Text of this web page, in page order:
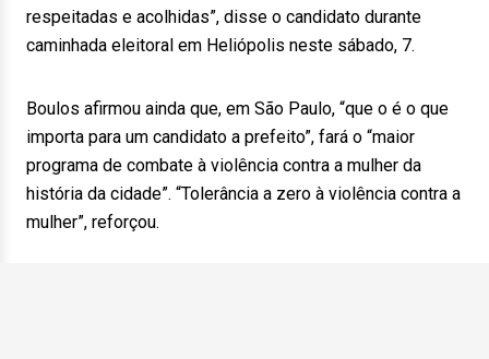
respeitadas e acolhidas”, disse o candidato durante
caminhada eleitoral em Heliópolis neste sábado, 7.
Boulos afirmou ainda que, em São Paulo, “que o é o que
importa para um candidato a prefeito”, fará o “maior
programa de combate à violência contra a mulher da
história da cidade”. “Tolerância a zero à violência contra a
mulher”, reforçou.